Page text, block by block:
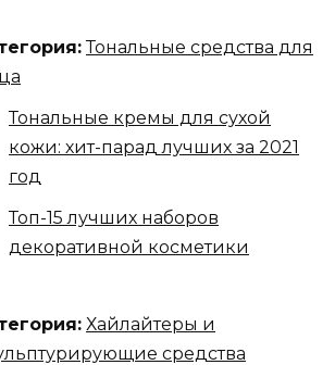
Тональные средства для
Тональные кремы для сухой
кожи: хит-парад лучших за 2021
год
Топ-15 лучших наборов
декоративной косметики
Хайлайтеры и
средства